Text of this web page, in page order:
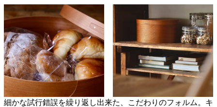
細かな試行錯誤を繰り返し出来た、こだわりのフォルム。キ